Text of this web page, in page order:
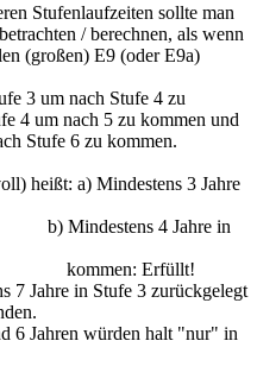
Stufenlaufzeiten sollte man
/ berechnen, als wenn
(großen) E9 (oder E9a)
3 um nach Stufe 4 zu
4 um nach 5 zu kommen und
Stufe 6 zu kommen.
heißt: a) Mindestens 3 Jahre
4 Jahre in
Erfüllt!
7 Jahre in Stufe 3 zurückgelegt
6 Jahren würden halt "nur" in